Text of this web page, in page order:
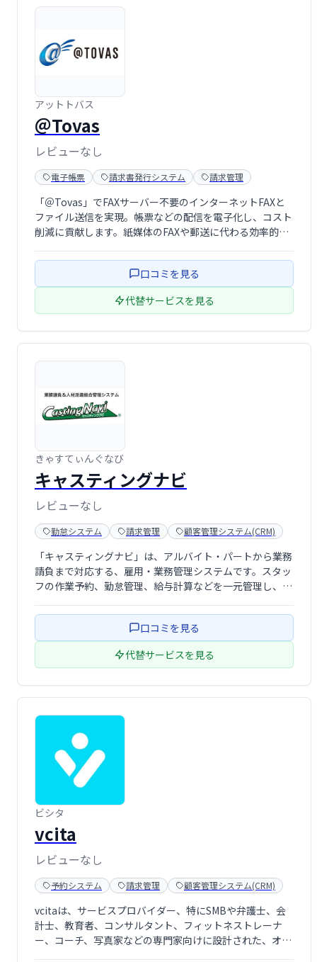
アットトバス
＠Tovas
レビューなし
電子帳票 請求書発行システム 請求管理
「＠Tovas」でFAXサーバー不要のインターネットFAXと
ファイル送信を実現。帳票などの配信を電子化し、コスト
削減に貢献します。紙媒体のFAXや郵送に代わる効率的な
す。 導入も簡単で、すぐにご利用いただけます。
口コミを見る
代替サービスを見る
きゃすてぃんぐなび
キャスティングナビ
レビューなし
勤怠システム 請求管理 顧客管理システム(CRM)
「キャスティングナビ」は、アルバイト・パートから業務
請負まで対応する、雇用・業務管理システムです。スタッ
フの作業予約、勤怠管理、給与計算などを一元管理し、多
削減を実現し、スムーズな人材管理をサポートします。
口コミを見る
代替サービスを見る
ビシタ
vcita
レビューなし
予約システム 請求管理 顧客管理システム(CRM)
vcitaは、サービスプロバイダー、特にSMBや弁護士、会
計士、教育者、コンサルタント、フィットネストレーナ
ー、コーチ、写真家などの専門家向けに設計された、オー